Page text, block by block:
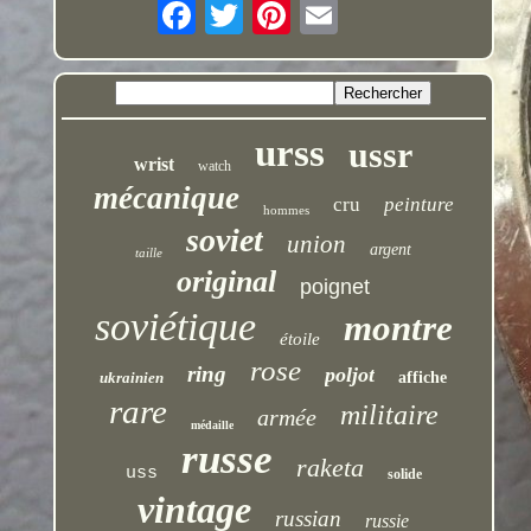
wrist watch urss ussr
mécanique hommes cru peinture
taille soviet union argent
original poignet
soviétique étoile montre
ukrainien ring rose poljot affiche
rare médaille armée militaire
uss russe raketa solide
vintage russian russie